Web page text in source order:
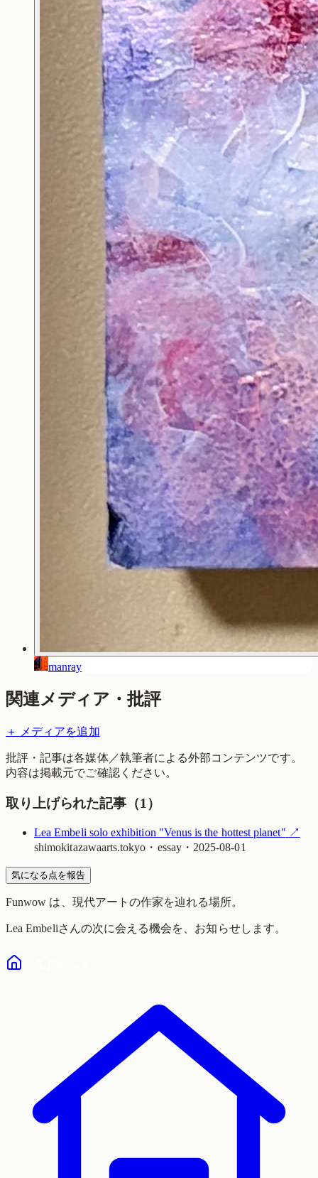
manray
関連メディア・批評
＋ メディアを追加
批評・記事は各媒体／執筆者による外部コンテンツです。
内容は掲載元でご確認ください。
取り上げられた記事（1 ）
Lea Embeli solo exhibition "Venus is the hottest planet" ↗
shimokitazawaarts.tokyo ・ essay・ 2025-08-01
気になる点を報告
Funwow は、現代アートの作家を辿れる場所。
Lea Embeliさんの次に会える機会を、お知らせします。